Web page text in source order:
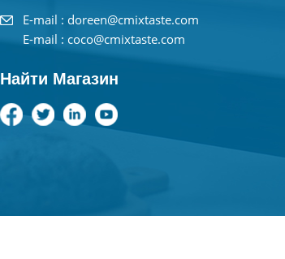
E-mail : doreen@cmixtaste.com
E-mail : coco@cmixtaste.com
Найти Магазин